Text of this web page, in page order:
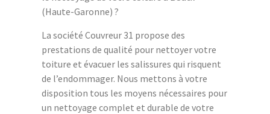
(Haute-Garonne) ?
La société Couvreur 31 propose des
prestations de qualité pour nettoyer votre
toiture et évacuer les salissures qui risquent
de l’endommager. Nous mettons à votre
disposition tous les moyens nécessaires pour
un nettoyage complet et durable de votre